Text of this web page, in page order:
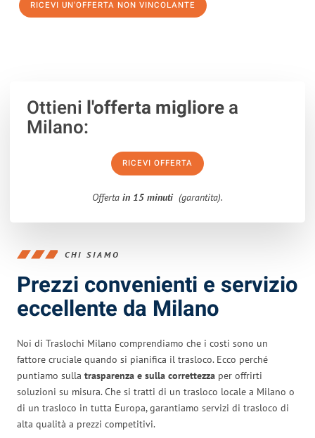
RICEVI UN'OFFERTA NON VINCOLANTE
Ottieni l'offerta migliorea
Milano:
RICEVI OFFERTA
Offerta in 15 minuti (garantita).
CHI SIAMO
Prezzi convenienti e servizio
eccellente da Milano
Noi di Traslochi Milano comprendiamo che i costi sono un
fattore cruciale quando si pianifica il trasloco. Ecco perché
puntiamo sulla trasparenza e sulla correttezza per offrirti
soluzioni su misura. Che si tratti di un trasloco locale a Milano o
di un trasloco in tutta Europa, garantiamo servizi di trasloco di
alta qualità a prezzi competitivi.